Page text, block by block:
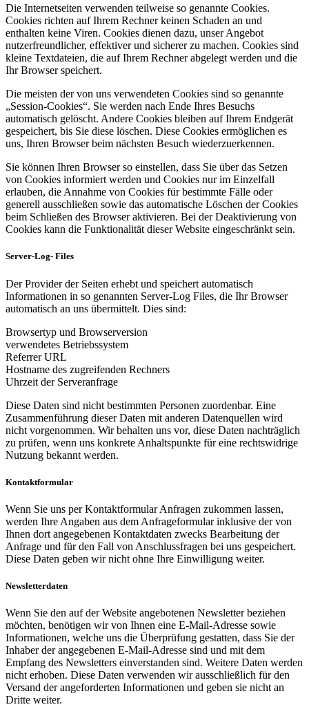
Die Internetseiten verwenden teilweise so genannte Cookies.
Cookies richten auf Ihrem Rechner keinen Schaden an und
enthalten keine Viren. Cookies dienen dazu, unser Angebot
nutzerfreundlicher, effektiver und sicherer zu machen. Cookies sind
kleine Textdateien, die auf Ihrem Rechner abgelegt werden und die
Ihr Browser speichert.
Die meisten der von uns verwendeten Cookies sind so genannte
„Session-Cookies“. Sie werden nach Ende Ihres Besuchs
automatisch gelöscht. Andere Cookies bleiben auf Ihrem Endgerät
gespeichert, bis Sie diese löschen. Diese Cookies ermöglichen es
uns, Ihren Browser beim nächsten Besuch wiederzuerkennen.
Sie können Ihren Browser so einstellen, dass Sie über das Setzen
von Cookies informiert werden und Cookies nur im Einzelfall
erlauben, die Annahme von Cookies für bestimmte Fälle oder
generell ausschließen sowie das automatische Löschen der Cookies
beim Schließen des Browser aktivieren. Bei der Deaktivierung von
Cookies kann die Funktionalität dieser Website eingeschränkt sein.
Server-Log- Files
Der Provider der Seiten erhebt und speichert automatisch
Informationen in so genannten Server-Log Files, die Ihr Browser
automatisch an uns übermittelt. Dies sind:
Browsertyp und Browserversion
verwendetes Betriebssystem
Referrer URL
Hostname des zugreifenden Rechners
Uhrzeit der Serveranfrage
Diese Daten sind nicht bestimmten Personen zuordenbar. Eine
Zusammenführung dieser Daten mit anderen Datenquellen wird
nicht vorgenommen. Wir behalten uns vor, diese Daten nachträglich
zu prüfen, wenn uns konkrete Anhaltspunkte für eine rechtswidrige
Nutzung bekannt werden.
Kontaktformular
Wenn Sie uns per Kontaktformular Anfragen zukommen lassen,
werden Ihre Angaben aus dem Anfrageformular inklusive der von
Ihnen dort angegebenen Kontaktdaten zwecks Bearbeitung der
Anfrage und für den Fall von Anschlussfragen bei uns gespeichert.
Diese Daten geben wir nicht ohne Ihre Einwilligung weiter.
Newsletterdaten
Wenn Sie den auf der Website angebotenen Newsletter beziehen
möchten, benötigen wir von Ihnen eine E-Mail-Adresse sowie
Informationen, welche uns die Überprüfung gestatten, dass Sie der
Inhaber der angegebenen E-Mail-Adresse sind und mit dem
Empfang des Newsletters einverstanden sind. Weitere Daten werden
nicht erhoben. Diese Daten verwenden wir ausschließlich für den
Versand der angeforderten Informationen und geben sie nicht an
Dritte weiter.